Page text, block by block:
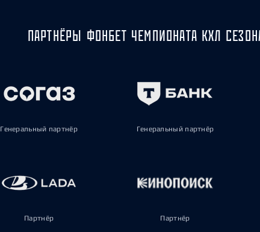
ПАРТНЁРЫ ФОНБЕТ ЧЕМПИОНАТА КХЛ
Генеральный партнёр Генеральный партнёр
Партнёр Партнёр